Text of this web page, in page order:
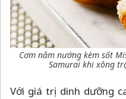
Cơm nắm nướng kèm sốt
Samurai khi xông
Với giá trị dinh dưỡng